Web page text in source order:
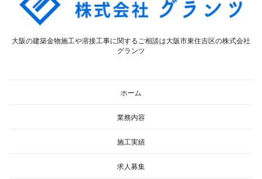
大阪の建築金物施工や溶接工事に関するご相談は大阪市東住吉区の株式会社
グランツ
ホーム
業務内容
施工実績
求人募集